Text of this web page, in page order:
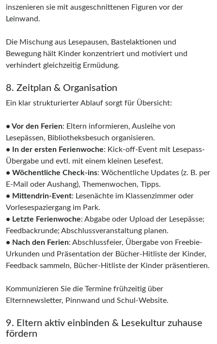
inszenieren sie mit ausgeschnittenen Figuren vor der
Leinwand.
Die Mischung aus Lesepausen, Bastelaktionen und
Bewegung hält Kinder konzentriert und motiviert und
verhindert gleichzeitig Ermüdung.
8. Zeitplan & Organisation
Ein klar strukturierter Ablauf sorgt für Übersicht:
• Vor den Ferien: Eltern informieren, Ausleihe von
Lesepässen, Bibliotheksbesuch organisieren.
• In der ersten Ferienwoche: Kick-off-Event mit Lesepass-
Übergabe und evtl. mit einem kleinen Lesefest.
• Wöchentliche Check-ins: Wöchentliche Updates (z. B. per
E-Mail oder Aushang), Themenwochen, Tipps.
• Mittendrin-Event: Lesenächte im Klassenzimmer oder
Vorlesespaziergang im Park.
• Letzte Ferienwoche: Abgabe oder Upload der Lesepässe;
Feedbackrunde; Abschlussveranstaltung planen.
• Nach den Ferien: Abschlussfeier, Übergabe von Freebie-
Urkunden und Präsentation der Bücher-Hitliste der Kinder,
Feedback sammeln, Bücher-Hitliste der Kinder präsentieren.
Kommunizieren Sie die Termine frühzeitig über
Elternnewsletter, Pinnwand und Schul-Website.
9. Eltern aktiv einbinden & Lesekultur zuhause
fördern